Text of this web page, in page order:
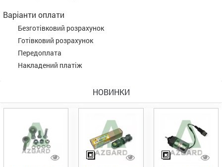
Варіанти оплати
Безготівковий розрахунок
Готівковий розрахунок
Передоплата
Накладений платіж
НОВИНКИ